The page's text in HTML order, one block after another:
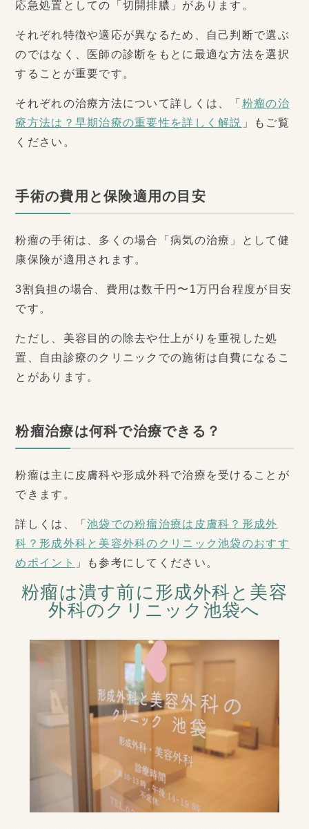
応急処置としての「切開排膿」があります。
それぞれ特徴や適応が異なるため、自己判断で選ぶ
のではなく、医師の診断をもとに最適な方法を選択
することが重要です。
それぞれの治療方法について詳しくは、「 粉瘤の治
療方法は？早期治療の重要性を詳しく解説 」もご覧
ください。
手術の費用と保険適用の目安
粉瘤の手術は、多くの場合「病気の治療」として健
康保険が適用されます。
3割負担の場合、費用は数千円〜1万円台程度が目安
です。
ただし、美容目的の除去や仕上がりを重視した処
置、自由診療のクリニックでの施術は自費になるこ
とがあります。
粉瘤治療は何科で治療できる？
粉瘤は主に皮膚科や形成外科で治療を受けることが
できます。
詳しくは、「池袋での粉瘤治療は皮膚科？形成外
科？形成外科と美容外科のクリニック池袋のおすす
めポイント
」も参考にしてください。
粉瘤は潰す前に形成外科と美容
外科のクリニック池袋へ